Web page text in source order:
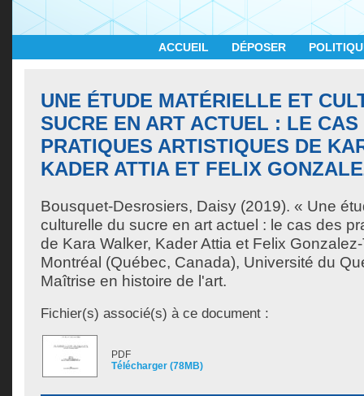
ACCUEIL DÉPOSER
UNE ÉTUDE MATÉRIELLE ET
SUCRE EN ART ACTUEL : LE CAS
PRATIQUES ARTISTIQUES DE
KADER ATTIA ET FELIX
Bousquet-Desrosiers, Daisy (2019). « Une
culturelle du sucre en art actuel : le cas des
de Kara Walker, Kader Attia et Felix
Montréal (Québec, Canada), Université du
Maîtrise en histoire de l'art.
Fichier(s) associé(s) à ce document :
PDF
Télécharger (78MB)